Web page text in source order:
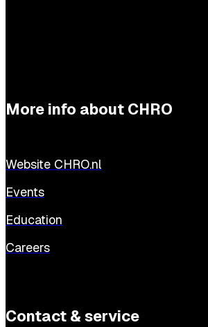
More info about CHRO
Website CHRO.nl
Events
Education
Careers
Contact & service